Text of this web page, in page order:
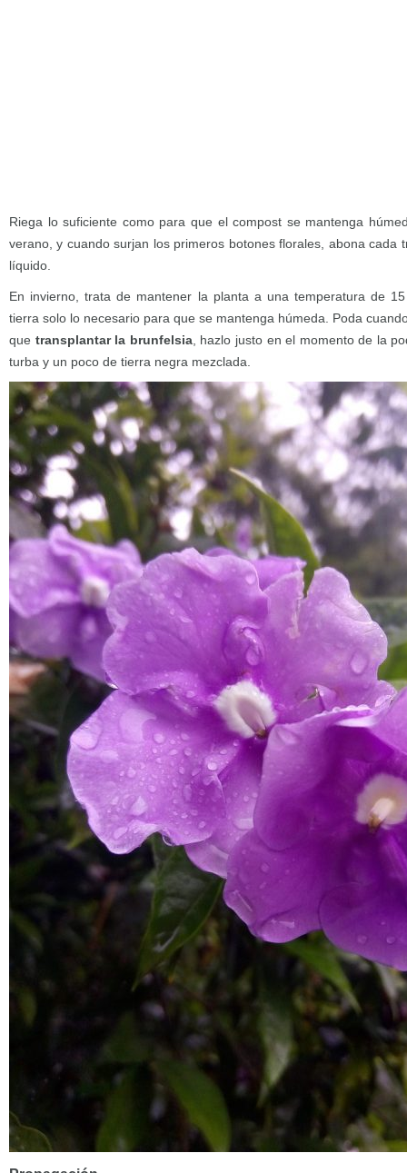
Riega lo suficiente como para que el compost se mantenga
verano, y cuando surjan los primeros botones florales, abona cada
líquido.
En invierno, trata de mantener la planta a una temperatura de
tierra solo lo necesario para que se mantenga húmeda. Poda
que transplantar la brunfelsia, hazlo justo en el momento de la
turba y un poco de tierra negra mezclada.